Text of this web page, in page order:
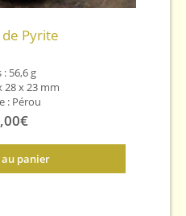
Pyrite
: 56,6 g
28 x 23 mm
: Pérou
€
panier